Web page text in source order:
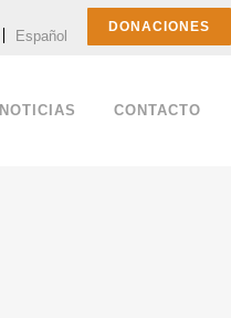
Español
DONACIONES
NOTICIAS CONTACTO